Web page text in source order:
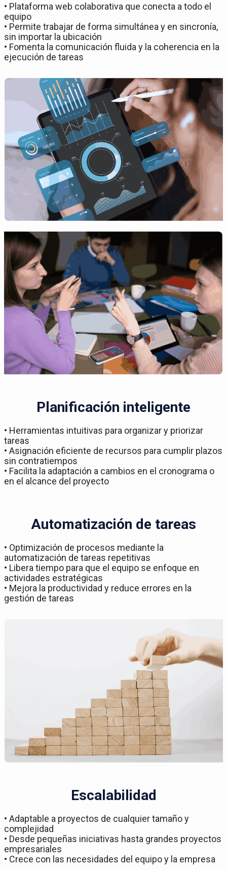
• Plataforma web colaborativa que conecta a todo el
equipo
• Permite trabajar de forma simultánea y en sincronía,
sin importar la ubicación
• Fomenta la comunicación fluida y la coherencia en la
ejecución de tareas
Planificación inteligente
• Herramientas intuitivas para organizar y priorizar
tareas
• Asignación eficiente de recursos para cumplir plazos
sin contratiempos
• Facilita la adaptación a cambios en el cronograma o
en el alcance del proyecto
Automatización de tareas
• Optimización de procesos mediante la
automatización de tareas repetitivas
• Libera tiempo para que el equipo se enfoque en
actividades estratégicas
• Mejora la productividad y reduce errores en la
gestión de tareas
Escalabilidad
• Adaptable a proyectos de cualquier tamaño y
complejidad
• Desde pequeñas iniciativas hasta grandes proyectos
empresariales
• Crece con las necesidades del equipo y la empresa